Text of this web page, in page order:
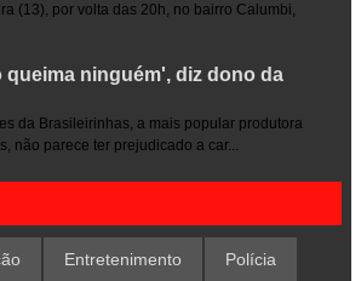
(13), por volta das 20h, no bairro Calumbi,
queima ninguém', diz dono da
da Brasileirinhas, a mais popular produtora
não parece ter prejudicado a car...
Entretenimento Polícia